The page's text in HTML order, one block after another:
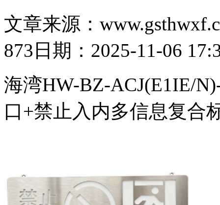
文章来源：
873 日期：2025-11-06
海湾HW-BZ-ACJ(E1IE/
口+禁止入内多信息复合